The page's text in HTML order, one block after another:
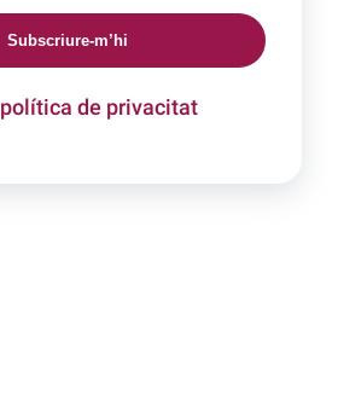
Subscriure-m’hi
política de privacitat